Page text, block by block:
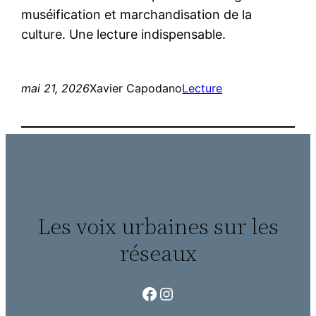
muséification et marchandisation de la
culture. Une lecture indispensable.
mai 21, 2026Xavier CapodanoLecture
Les voix urbaines sur les
réseaux
Facebook Instagram